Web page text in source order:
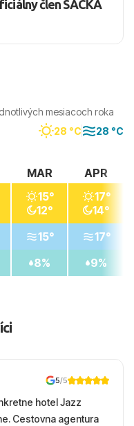
člen SACKA
mesiacoch roka
28 °C 28 °C
MAR
15°
12°
15°
8%
APR
17°
14°
17°
9%
5/5
hotel Jazz
Cestovna agentura